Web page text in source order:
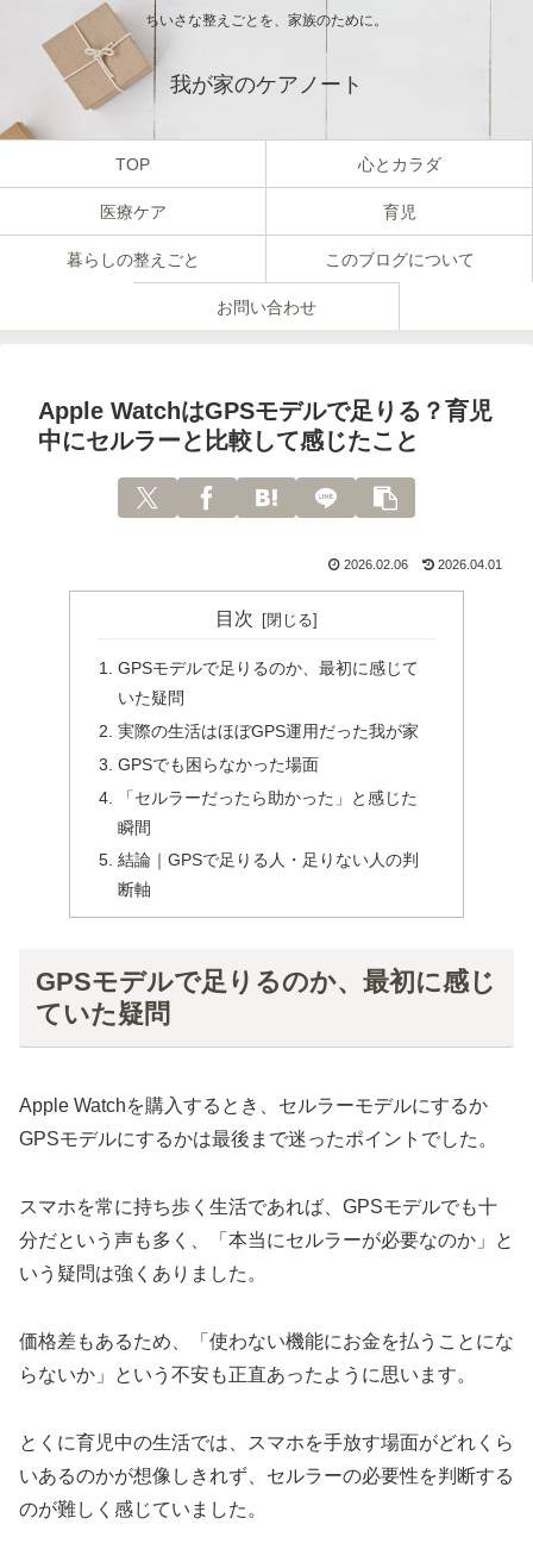
ちいさな整えごとを、家族のために。
我が家のケアノート
TOP 心とカラダ
医療ケア 育児
暮らしの整えごと このブログについて
お問い合わせ
Apple WatchはGPSモデルで足りる？育児
中にセルラーと比較して感じたこと
2026.02.06 2026.04.01
目次
GPSモデルで足りるのか、最初に感じて
いた疑問
実際の生活はほぼGPS運用だった我が家
GPSでも困らなかった場面
「セルラーだったら助かった」と感じた
瞬間
結論｜GPSで足りる人・足りない人の判
断軸
GPSモデルで足りるのか、最初に感じ
ていた疑問
Apple Watchを購入するとき、セルラーモデルにするか
GPSモデルにするかは最後まで迷ったポイントでした。
スマホを常に持ち歩く生活であれば、GPSモデルでも十
分だという声も多く、「本当にセルラーが必要なのか」と
いう疑問は強くありました。
価格差もあるため、「使わない機能にお金を払うことにな
らないか」という不安も正直あったように思います。
とくに育児中の生活では、スマホを手放す場面がどれくら
いあるのかが想像しきれず、セルラーの必要性を判断する
のが難しく感じていました。